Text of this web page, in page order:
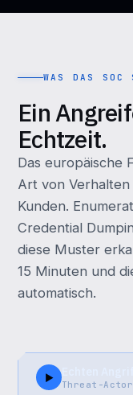
WAS DAS SOC
Ein
Echtzeit.
Das europäische
Art von
Kunden.
Credential
diese Muster
15 Minuten und
automatisch.
▶
Threat-